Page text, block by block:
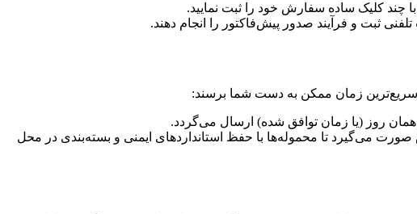
سریع‌ترین زمان ممکن به دست شما برسند:
روز (یا زمان توافق شده) ارسال می‌گردد.
می‌گیرد تا محموله‌ها با حفظ استانداردهای ایمنی و بسته‌بندی در محل